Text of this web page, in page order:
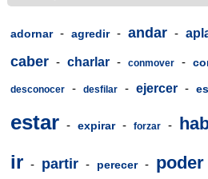
adornar - agredir - andar -
caber - charlar - conmover -
desconocer - desfilar - ejercer -
estar - expirar - forzar -
ir - partir - perecer - poder